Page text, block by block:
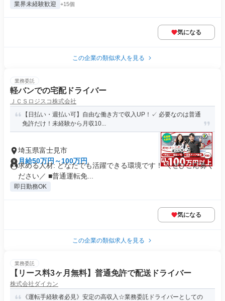
業界未経験歓迎 +15個
気になる
この企業の類似求人を見る
業務委託
軽バンでの宅配ドライバー
ＪＣＳロジスコ株式会社
【日払い・週払い可】自由な働き方で収入UP！✓ 必要なのは普通
免許だけ！未経験から月収10...
埼玉県富士見市
月給50万円～100万円
求める人材: どなたでも活躍できる環境です！ ＼ぜひご応募く
ださい／ ■普通運転免...
即日勤務OK
気になる
この企業の類似求人を見る
業務委託
【リース料3ヶ月無料】普通免許で配送ドライバー
株式会社ダイカン
《運転手経験者必見》安定の高収入☆業務委託ドライバーとしての